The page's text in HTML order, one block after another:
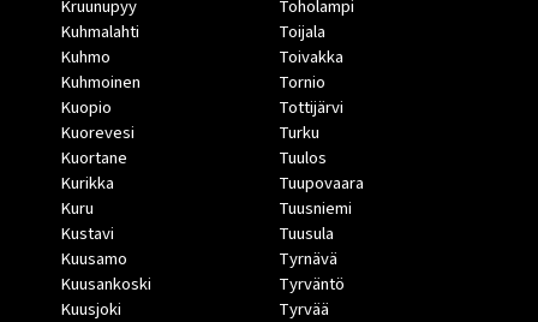
Kruunupyy
Kuhmalahti
Kuhmo
Kuhmoinen
Kuopio
Kuorevesi
Kuortane
Kurikka
Kuru
Kustavi
Kuusamo
Kuusankoski
Kuusjoki
Toholampi
Toijala
Toivakka
Tornio
Tottijärvi
Turku
Tuulos
Tuupovaara
Tuusniemi
Tuusula
Tyrnävä
Tyrväntö
Tyrvää